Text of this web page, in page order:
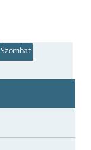
Szombat